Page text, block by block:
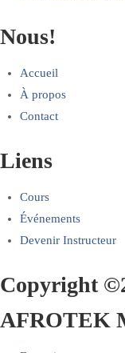
Nous!
Accueil
À propos
Contact
Liens
Cours
Événements
Devenir Instructeur
Copyright
AFROTEK